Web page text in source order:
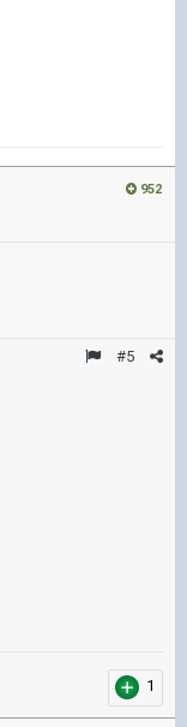
952
#5
1